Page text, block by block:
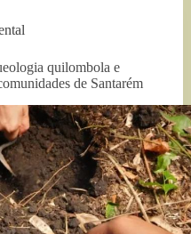
quilombola e
de Santarém